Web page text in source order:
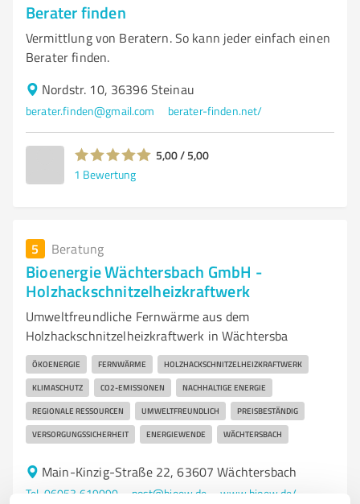
Berater finden
Vermittlung von Beratern. So kann jeder einfach einen
Berater finden.
Nordstr. 10, 36396 Steinau
berater.finden@gmail.com berater-finden.net/
5,00 / 5,00
1 Bewertung
5 Beratung
Bioenergie Wächtersbach GmbH -
Holzhackschnitzelheizkraftwerk
Umweltfreundliche Fernwärme aus dem
Holzhackschnitzelheizkraftwerk in Wächtersba
ÖKOENERGIE FERNWÄRME HOLZHACKSCHNITZELHEIZKRAFTWERK
KLIMASCHUTZ CO2-EMISSIONEN NACHHALTIGE ENERGIE
REGIONALE RESSOURCEN UMWELTFREUNDLICH PREISBESTÄNDIG
VERSORGUNGSSICHERHEIT ENERGIEWENDE WÄCHTERSBACH
Main-Kinzig-Straße 22, 63607 Wächtersbach
Tel. 06053 619090 post@bioew.de www.bioew.de/